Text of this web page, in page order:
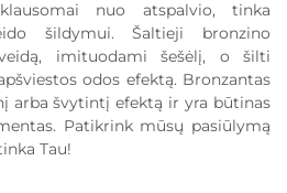
nuo atspalvio, tinka
šildymui. Šaltieji bronzino
imituodami šešėlį, o šilti
odos efektą. Bronzantas
arba švytintį efektą ir yra būtinas
Patikrink mūsų pasiūlymą
Tau!